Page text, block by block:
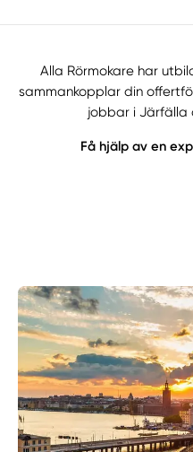
Alla Rörmokare har
sammankopplar din
jobbar i Järfälla
Få hjälp av en